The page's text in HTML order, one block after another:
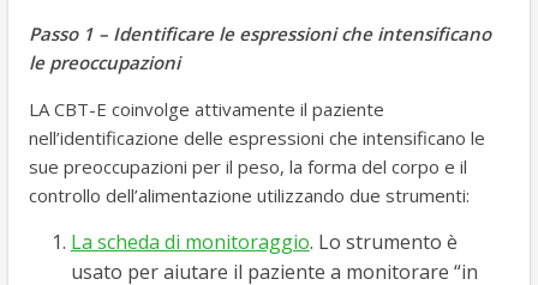
Passo 1 – Identificare le espressioni che intensificano
le preoccupazioni
LA CBT-E coinvolge attivamente il paziente
nell’identificazione delle espressioni che intensificano le
sue preoccupazioni per il peso, la forma del corpo e il
controllo dell’alimentazione utilizzando due strumenti:
La scheda di monitoraggio. Lo strumento è
usato per aiutare il paziente a monitorare “in